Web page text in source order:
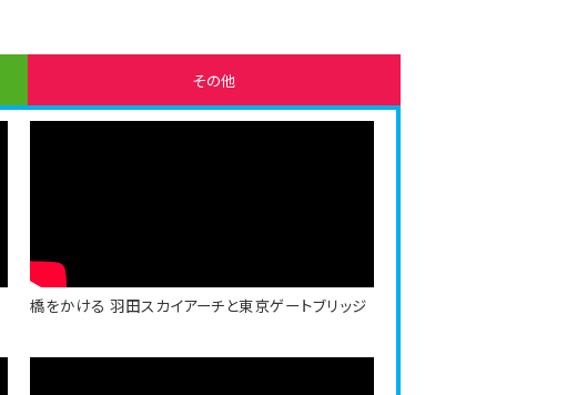
その他
橋をかける 羽田スカイアーチと東京ゲートブリッジ